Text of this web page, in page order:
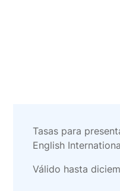
Tasas para
English
Válido hasta